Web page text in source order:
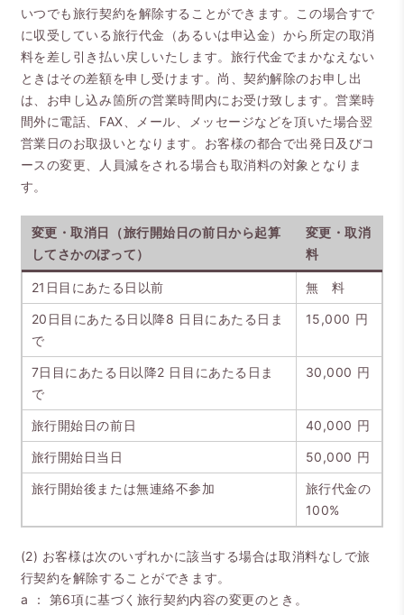
いつでも旅行契約を解除することができます。この場合すで
に収受している旅行代金（あるいは申込金）から所定の取消
料を差し引き払い戻しいたします。旅行代金でまかなえない
ときはその差額を申し受けます。尚、契約解除のお申し出
は、お申し込み箇所の営業時間内にお受け致します。営業時
間外に電話、FAX、メール、メッセージなどを頂いた場合翌
営業日のお取扱いとなります。お客様の都合で出発日及びコ
ースの変更、人員減をされる場合も取消料の対象となりま
す。
変更・取消日（旅行開始日の前日から起算
してさかのぼって）
変更・取消
料
21日目にあたる日以前 無 料
20日目にあたる日以降8 日目にあたる日ま
で
15,000 円
7日目にあたる日以降2 日目にあたる日ま
で
30,000 円
旅行開始日の前日 40,000 円
旅行開始日当日 50,000 円
旅行開始後または無連絡不参加
旅行代金の
100%
(2) お客様は次のいずれかに該当する場合は取消料なしで旅
行契約を解除することができます。
a ： 第6項に基づく旅行契約内容の変更のとき。